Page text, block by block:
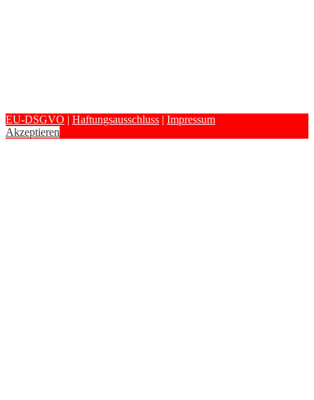
EU-DSGVO | Haftungsausschluss | Impressum
Akzeptieren